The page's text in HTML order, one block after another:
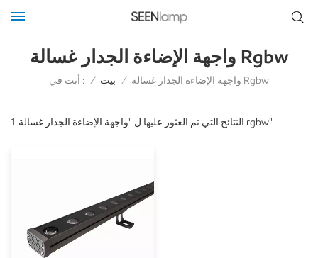
واجهة الإضاءة الجدار غسالة Rgbw
أنت في : / بيت / واجهة الإضاءة الجدار غسالة Rgbw
1 النتائج التي تم العثور عليها ل "واجهة الإضاءة الجدار غسالة rgbw"